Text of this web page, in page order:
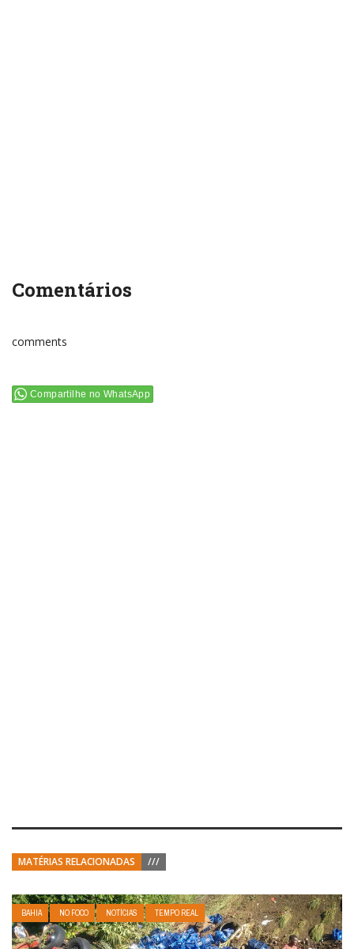
Comentários
comments
Compartilhe no WhatsApp
MATÉRIAS RELACIONADAS ///
BAHIA NO FOCO NOTÍCIAS TEMPO REAL